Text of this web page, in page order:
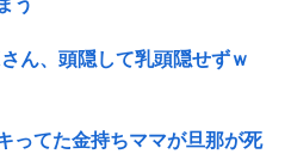
ん、頭隠して乳頭隠せずｗ
ってた金持ちママが旦那が死